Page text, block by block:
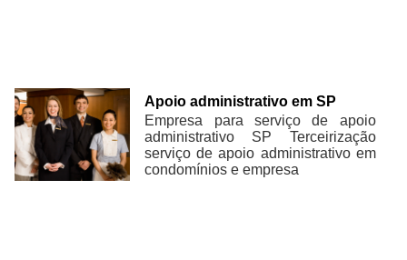
Apoio administrativo em SP
Empresa para serviço de apoio
administrativo SP Terceirização
serviço de apoio administrativo em
condomínios e empresa